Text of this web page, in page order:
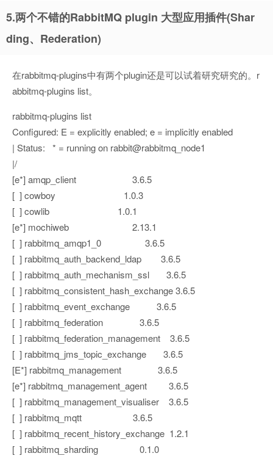
5.两个不错的RabbitMQ plugin 大型应用插件(Shar
ding、Rederation)
在rabbitmq-plugins中有两个plugin还是可以试着研究研究的。r
abbitmq-plugins list。
rabbitmq-plugins list
Configured: E = explicitly enabled; e = implicitly enabled
| Status: * = running on rabbit@rabbitmq_node1
|/
[e*] amqp_client 3.6.5
[ ] cowboy 1.0.3
[ ] cowlib 1.0.1
[e*] mochiweb 2.13.1
[ ] rabbitmq_amqp1_0 3.6.5
[ ] rabbitmq_auth_backend_ldap 3.6.5
[ ] rabbitmq_auth_mechanism_ssl 3.6.5
[ ] rabbitmq_consistent_hash_exchange 3.6.5
[ ] rabbitmq_event_exchange 3.6.5
[ ] rabbitmq_federation 3.6.5
[ ] rabbitmq_federation_management 3.6.5
[ ] rabbitmq_jms_topic_exchange 3.6.5
[E*] rabbitmq_management 3.6.5
[e*] rabbitmq_management_agent 3.6.5
[ ] rabbitmq_management_visualiser 3.6.5
[ ] rabbitmq_mqtt 3.6.5
[ ] rabbitmq_recent_history_exchange 1.2.1
[ ] rabbitmq_sharding 0.1.0